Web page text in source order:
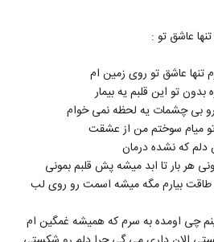
محمد معصوم آهنگ به سوی تو
زیبای آروم جونمی از مهدی مطلق
دانلود آهنگ جدید و زیبای مرتضی اشرفی با نام
خبر
عاشق تو :
عاشق تو روی زمین ام
تو این قلبم یه بیمار
رو بی چشمات یه لحظه نمی خوام
میام سوختم من از عشقت
که نشده درمان
هر بار تا ابد میشه پش قلبم بمونی
بیارم مگه میشه اسمت رو روی لب
چی اومده به سرم که همیشه غمگین ام